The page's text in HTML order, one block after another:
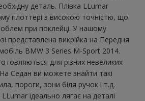
деталь. Плівка LLumar
плоттері з високою точністю, що
при поклейці. У нашому
представлена ​​викрійка на Передня
BMW 3 Series M-Sport 2014.
для різних невеликих
Седан ви можете знайти такі
пороги, зони біля ручок і т.д.
ідеально лягає на деталі